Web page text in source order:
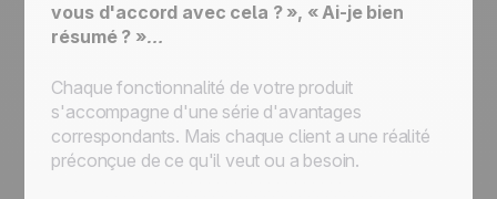
vous d'accord avec cela ? », « Ai-je bien
résumé ? »…
Chaque fonctionnalité de votre produit
s'accompagne d'une série d'avantages
correspondants. Mais chaque client a une réalité
préconçue de ce qu'il veut ou a besoin.